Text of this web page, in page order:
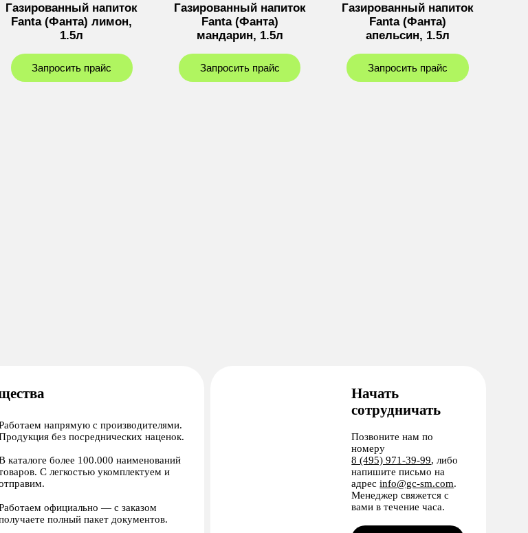
Газированный напиток
Fanta (Фанта) лимон,
1.5л
Запросить прайс
Газированный напиток
Fanta (Фанта)
мандарин, 1.5л
Запросить прайс
Газированный напиток
Fanta (Фанта)
апельсин, 1.5л
Запросить прайс
напрямую с производителями.
без посреднических наценок.
каталоге более 100.000 наименований
С легкостью укомплектуем и
официально — с заказом
полный пакет документов.
Начать
сотрудничать
Позвоните нам по
номеру
8 (495) 971-39-99, либо
напишите письмо на
адресinfo@gc-sm.com.
Менеджер свяжется с
вами в течение часа.